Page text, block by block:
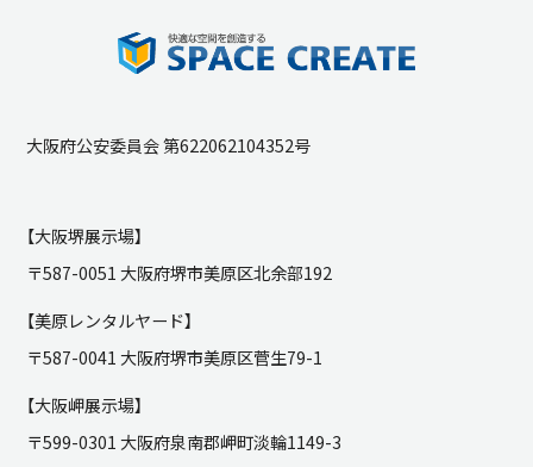
大阪府公安委員会 第622062104352号
【大阪堺展示場】
〒587-0051 大阪府堺市美原区北余部192
【美原レンタルヤード】
〒587-0041 大阪府堺市美原区菅生79-1
【大阪岬展示場】
〒599-0301 大阪府泉南郡岬町淡輪1149-3